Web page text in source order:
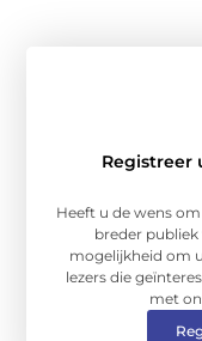
Registreer
Heeft u de wens
breder
mogelijkheid om
lezers die
met